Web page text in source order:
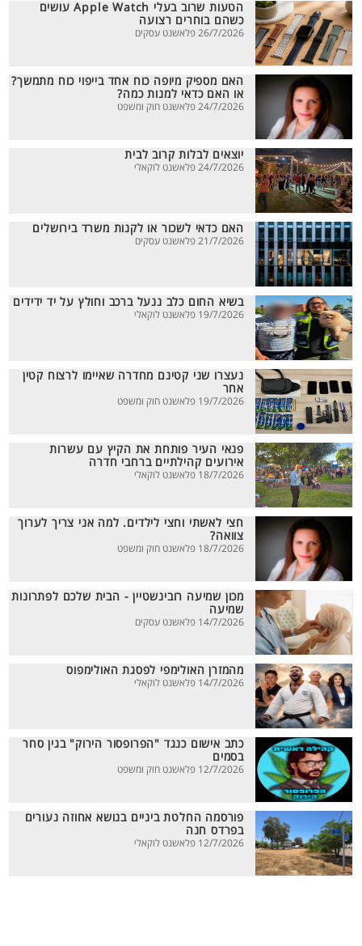
הטעות שרוב בעלי Apple Watch עושים
כשהם בוחרים רצועה
26/7/2026 פלאשנט עסקים
האם מספיק מיופה כוח אחד בייפוי כוח מתמשך?
או האם כדאי למנות כמה?
24/7/2026 פלאשנט חוק ומשפט
יוצאים לבלות קרוב לבית
24/7/2026 פלאשנט לוקאלי
האם כדאי לשכור או לקנות משרד בירושלים
21/7/2026 פלאשנט עסקים
בשיא החום כלב ננעל ברכב וחולץ על יד ידידים
19/7/2026 פלאשנט לוקאלי
נעצרו שני קטינם מחדרה שאיימו לרצוח קטין
אחר
19/7/2026 פלאשנט חוק ומשפט
פנאי העיר פותחת את הקיץ עם עשרות
אירועים קהילתיים ברחבי חדרה
18/7/2026 פלאשנט לוקאלי
חצי לאשתי וחצי לילדים. למה אני צריך לערוך
צוואה?
18/7/2026 פלאשנט חוק ומשפט
מכון שמיעה רובינשטיין - הבית שלכם לפתרונות
שמיעה
14/7/2026 פלאשנט עסקים
מהמזרן האולימפי לפסגת האולימפוס
14/7/2026 פלאשנט לוקאלי
כתב אישום כנגד "הפרופסור הירוק" בגין סחר
בסמים
12/7/2026 פלאשנט חוק ומשפט
פורסמה החלטת ביניים בנושא אחוזה נעורים
בפרדס חנה
12/7/2026 פלאשנט לוקאלי